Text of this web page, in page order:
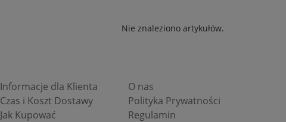
Nie znaleziono artykułów.
Informacje dla Klienta
Czas i Koszt Dostawy
Jak Kupować
O nas
Polityka Prywatności
Regulamin